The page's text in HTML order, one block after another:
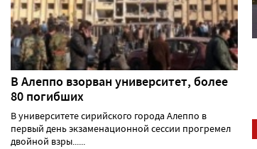
В Алеппо взорван университет, более
80 погибших
В университете сирийского города Алеппо в
первый день экзаменационной сессии прогремел
двойной взры......